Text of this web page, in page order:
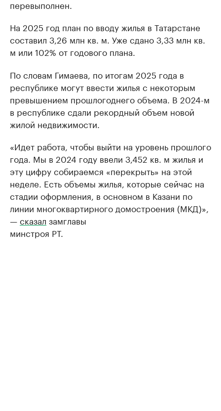
перевыполнен.
На 2025 год план по вводу жилья в Татарстане
составил 3,26 млн кв. м. Уже сдано 3,33 млн кв.
м или 102% от годового плана.
По словам Гимаева, по итогам 2025 года в
республике могут ввести жилья с некоторым
превышением прошлогоднего объема. В 2024-м
в республике сдали рекордный объем новой
жилой недвижимости.
«Идет работа, чтобы выйти на уровень прошлого
года. Мы в 2024 году ввели 3,452 кв. м жилья и
эту цифру собираемся «перекрыть» на этой
неделе. Есть объемы жилья, которые сейчас на
стадии оформления, в основном в Казани по
линии многоквартирного домостроения (МКД)»,
—сказал замглавы
минстроя РТ.